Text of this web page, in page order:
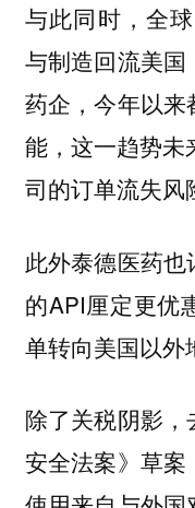
与此同时，全
与制造回流美
药企，今年以来
能 ，这一趋势
司的订单流失风
此外泰德医药
的API厘定更优
单转向美国以外
除了关税阴影
安全法案》草